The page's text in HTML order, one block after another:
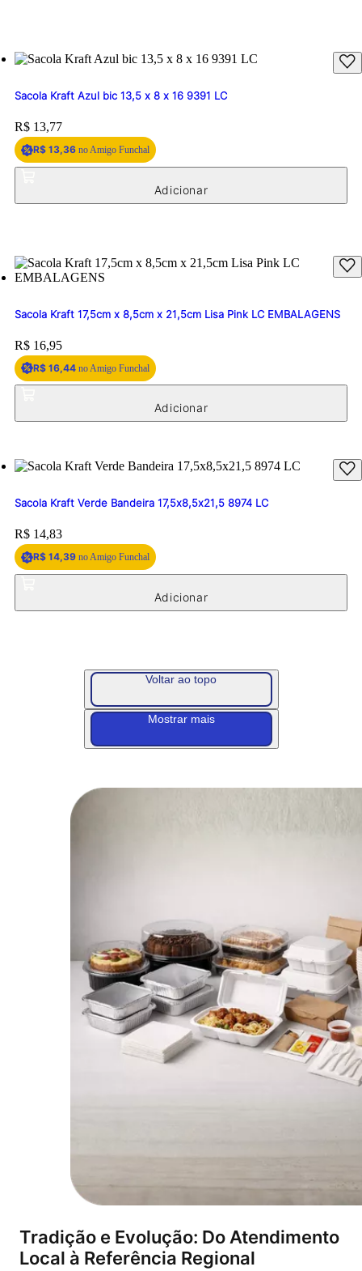
Sacola Kraft Azul bic 13,5 x 8 x 16 9391 LC
Price:
R$ 13,77
R$ 13,36 no Amigo Funchal
Sacola Kraft 17,5cm x 8,5cm x 21,5cm Lisa Pink LC EMBALAGENS
Price:
R$ 16,95
R$ 16,44 no Amigo Funchal
Sacola Kraft Verde Bandeira 17,5x8,5x21,5 8974 LC
Price:
R$ 14,83
R$ 14,39 no Amigo Funchal
Voltar ao topo
Mostrar mais
Tradição e Evolução: Do Atendimento
Local à Referência Regional